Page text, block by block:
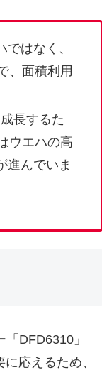
はなく、
、面積利用
長するた
ウエハの高
進んでいま
DFD6310」
応えるため、